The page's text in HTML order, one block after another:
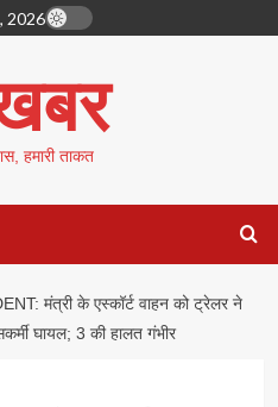
2026
हमारी ताकत
मंत्री के एस्कॉर्ट वाहन को ट्रेलर ने
घायल; 3 की हालत गंभीर